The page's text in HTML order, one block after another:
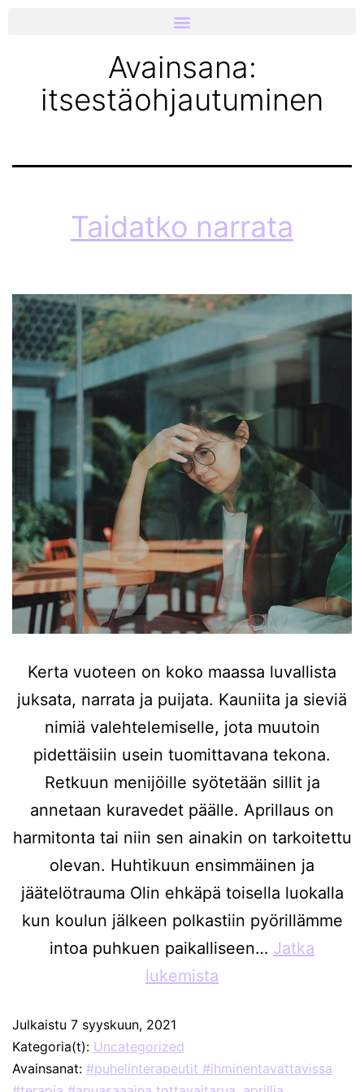
Avainsana:
itsestäohjautuminen
Taidatko narrata
Kerta vuoteen on koko maassa luvallista
juksata, narrata ja puijata. Kauniita ja sieviä
nimiä valehtelemiselle, jota muutoin
pidettäisiin usein tuomittavana tekona.
Retkuun menijöille syötetään sillit ja
annetaan kuravedet päälle. Aprillaus on
harmitonta tai niin sen ainakin on tarkoitettu
olevan. Huhtikuun ensimmäinen ja
jäätelötrauma Olin ehkäpä toisella luokalla
kun koulun jälkeen polkastiin pyörillämme
intoa puhkuen paikalliseen… Jatka
lukemista
Julkaistu 7 syyskuun, 2021
Kategoria(t): Uncategorized
Avainsanat: #puhelinterapeutit #ihminentavattavissa